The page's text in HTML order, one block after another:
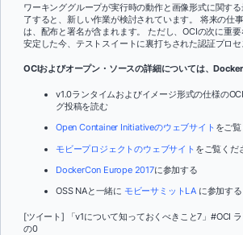
ワーキンググループが実行時の動作と画像形式に関す
了すると、新しい作業が検討されています。 将来の仕
は、配布と署名が含まれます。 ただし、OCIの次に重
安定した今、テストスイートに裏打ちされた認証プロセ
OCIおよびオープン・ソースの詳細については、
v1.0ランタイムおよびイメージ形式の仕様の
グ投稿を読む
Open Container Initiativeのウェブサイト をご
モビープロジェクトのウェブサイト をご覧くだ
DockerCon Europe 2017に参加する
OSS NAと一緒に モビーサミットLA に参加する
[ツイート] 「v1について知っておくべきこと7」#OCI
の0